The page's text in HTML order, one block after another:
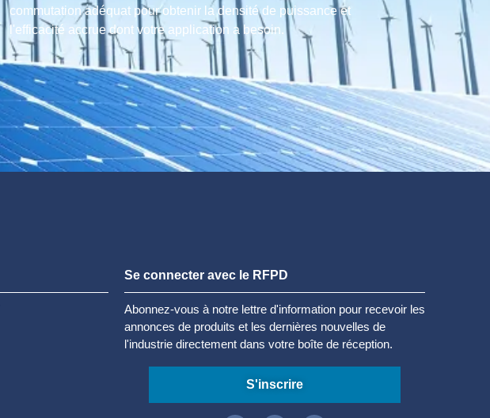
commutation adéquat pour obtenir la densité de puissance et
l'efficacité accrue dont votre application a besoin.
Se connecter avec le RFPD
Abonnez-vous à notre lettre d'information pour recevoir les
annonces de produits et les dernières nouvelles de
l'industrie directement dans votre boîte de réception.
S'inscrire